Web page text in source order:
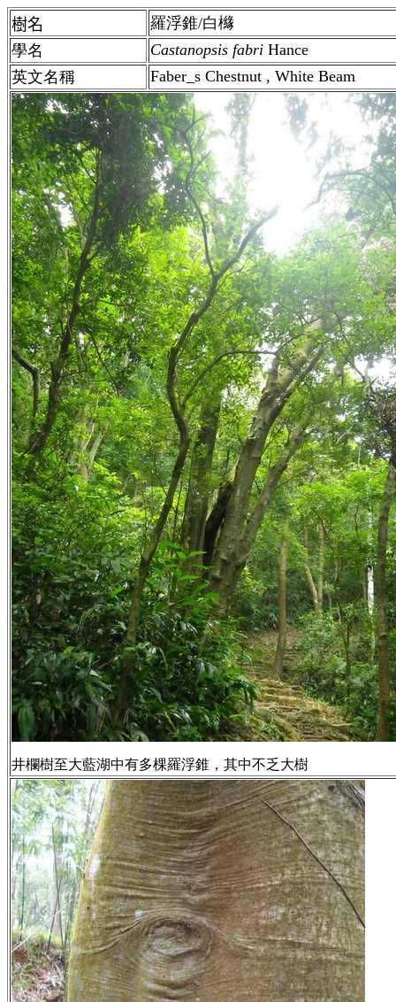
樹名
羅浮錐/白櫞
學名
Castanopsis fabri Hance
英文名稱
Faber_s Chestnut , White Beam
井欄樹至大藍湖中有多棵羅浮錐，其中不乏大樹